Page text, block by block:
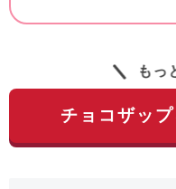
もっ
チョコザッ